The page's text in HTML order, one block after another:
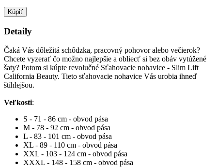
Kúpiť
Detaily
Čaká Vás dôležitá schôdzka, pracovný pohovor alebo večierok?
Chcete vyzerať čo možno najlepšie a obliecť si bez obáv vytúžené
šaty? Potom si kúpte revolučné Sťahovacie nohavice - Slim Lift
California Beauty. Tieto sťahovacie nohavice Vás urobia ihneď
štíhlejšou.
Veľkosti:
S - 71 - 86 cm - obvod pása
M - 78 - 92 cm - obvod pása
L - 83 - 101 cm - obvod pása
XL - 89 - 110 cm - obvod pása
XXL - 103 - 124 cm - obvod pása
XXXL - 148 - 158 cm - obvod pása